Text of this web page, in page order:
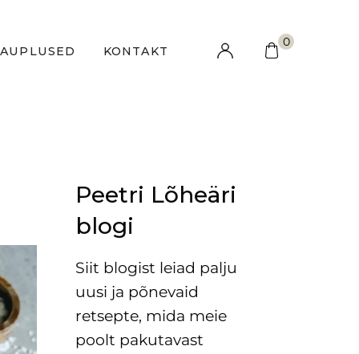
KONTAKT
0
Peetri Lõheäri
blogi
Siit blogist leiad palju
uusi ja põnevaid
retsepte, mida meie
poolt pakutavast